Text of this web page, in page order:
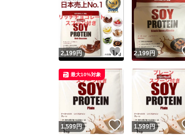
2,199円 いいね！
2,199円
1,599円 いいね！
最大10%対象
1,599円